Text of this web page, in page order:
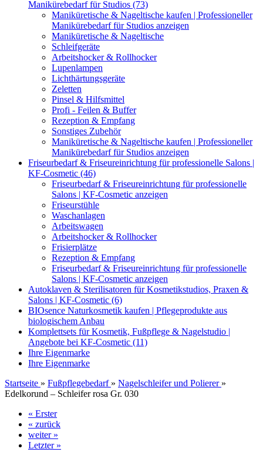
Manikürebedarf für Studios (73)
Maniküretische & Nageltische kaufen | Professioneller
Manikürebedarf für Studios anzeigen
Maniküretische & Nageltische
Schleifgeräte
Arbeitshocker & Rollhocker
Lupenlampen
Lichthärtungsgeräte
Zeletten
Pinsel & Hilfsmittel
Profi - Feilen & Buffer
Rezeption & Empfang
Sonstiges Zubehör
Maniküretische & Nageltische kaufen | Professioneller
Manikürebedarf für Studios anzeigen
Friseurbedarf & Friseureinrichtung für professionelle Salons |
KF-Cosmetic (46)
Friseurbedarf & Friseureinrichtung für professionelle
Salons | KF-Cosmetic anzeigen
Friseurstühle
Waschanlagen
Arbeitswagen
Arbeitshocker & Rollhocker
Frisierplätze
Rezeption & Empfang
Friseurbedarf & Friseureinrichtung für professionelle
Salons | KF-Cosmetic anzeigen
Autoklaven & Sterilisatoren für Kosmetikstudios, Praxen &
Salons | KF-Cosmetic (6)
BIOsence Naturkosmetik kaufen | Pflegeprodukte aus
biologischem Anbau
Komplettsets für Kosmetik, Fußpflege & Nagelstudio |
Angebote bei KF-Cosmetic (11)
Ihre Eigenmarke
Ihre Eigenmarke
Startseite » Fußpflegebedarf » Nagelschleifer und Polierer »
Edelkorund – Schleifer rosa Gr. 030
« Erster
« zurück
weiter »
Letzter »